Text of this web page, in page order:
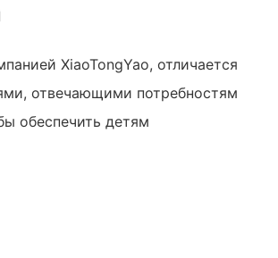
XiaoTongYao, отличается
отвечающими потребностям
обеспечить детям